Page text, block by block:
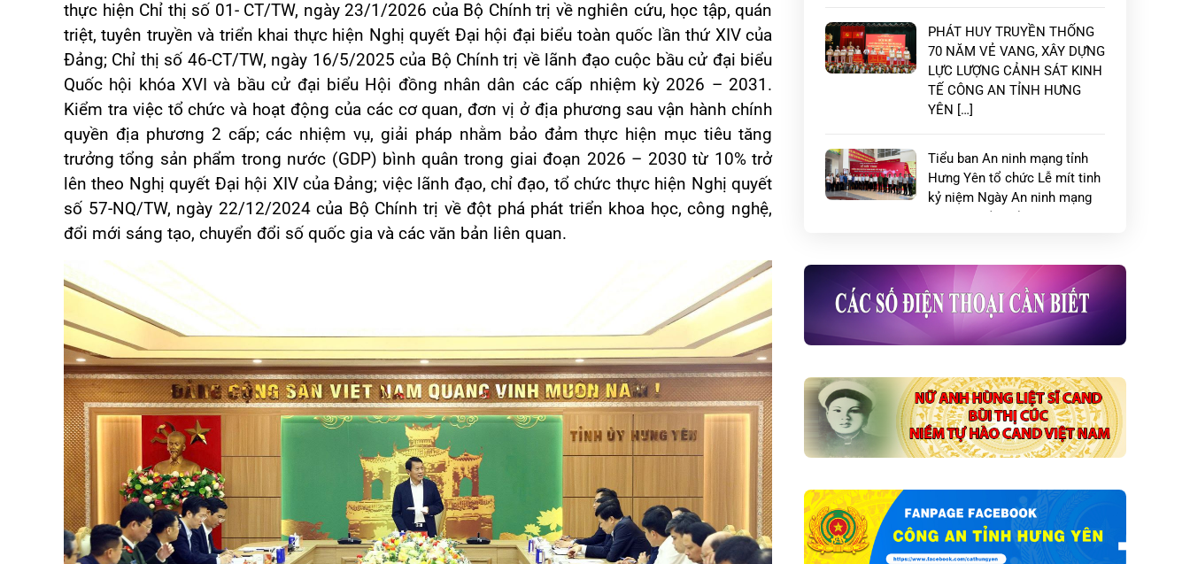
thực hiện Chỉ thị số 01- CT/TW, ngày 23/1/2026 của Bộ Chính trị về nghiên cứu, học tập, quán
triệt, tuyên truyền và triển khai thực hiện Nghị quyết Đại hội đại biểu toàn quốc lần thứ XIV của
Đảng; Chỉ thị số 46-CT/TW, ngày 16/5/2025 của Bộ Chính trị về lãnh đạo cuộc bầu cử đại biểu
Quốc hội khóa XVI và bầu cử đại biểu Hội đồng nhân dân các cấp nhiệm kỳ 2026 – 2031.
Kiểm tra việc tổ chức và hoạt động của các cơ quan, đơn vị ở địa phương sau vận hành chính
quyền địa phương 2 cấp; các nhiệm vụ, giải pháp nhằm bảo đảm thực hiện mục tiêu tăng
trưởng tổng sản phẩm trong nước (GDP) bình quân trong giai đoạn 2026 – 2030 từ 10% trở
lên theo Nghị quyết Đại hội XIV của Đảng; việc lãnh đạo, chỉ đạo, tổ chức thực hiện Nghị quyết
số 57-NQ/TW, ngày 22/12/2024 của Bộ Chính trị về đột phá phát triển khoa học, công nghệ,
đổi mới sáng tạo, chuyển đổi số quốc gia và các văn bản liên quan.
PHÁT HUY TRUYỀN THỐNG
70 NĂM VẺ VANG, XÂY DỰNG
LỰC LƯỢNG CẢNH SÁT KINH
TẾ CÔNG AN TỈNH HƯNG
YÊN […]
Tiểu ban An ninh mạng tỉnh
Hưng Yên tổ chức Lễ mít tinh
kỷ niệm Ngày An ninh mạng
Việt Nam (06/8)